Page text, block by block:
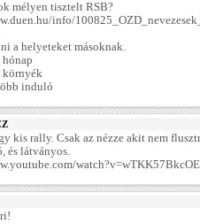
mélyen tisztelt RSB?
info/
a helyeteket másoknak.
hónap
környék
induló
kis rally. Csak az nézze akit nem
és látványos.